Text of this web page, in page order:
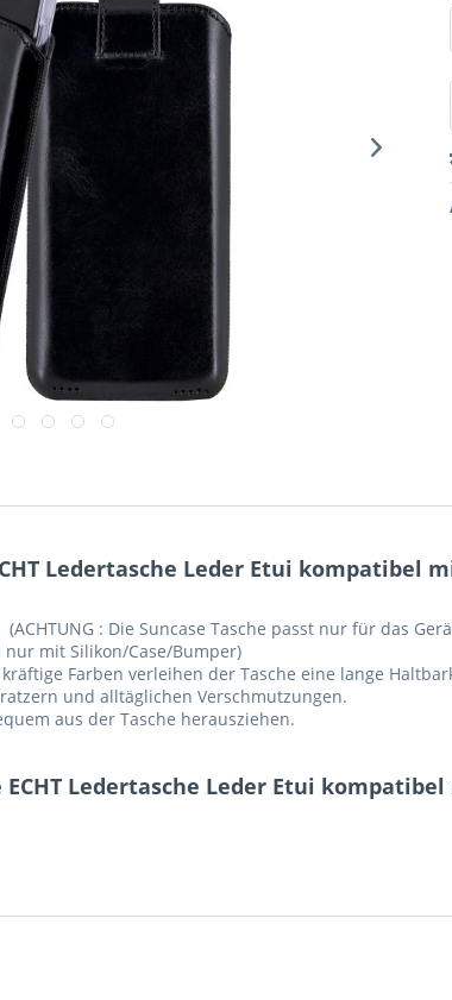
Ledertasche Leder Etui kompatibel
(ACHTUNG : Die Suncase Tasche passt nur für das
nur mit Silikon/Case/Bumper)
Farben verleihen der Tasche eine lange
und alltäglichen Verschmutzungen.
aus der Tasche herausziehen.
Ledertasche Leder Etui